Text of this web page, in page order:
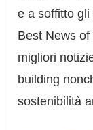
e a soffitto gli
Best News
migliori
building
sostenibilità